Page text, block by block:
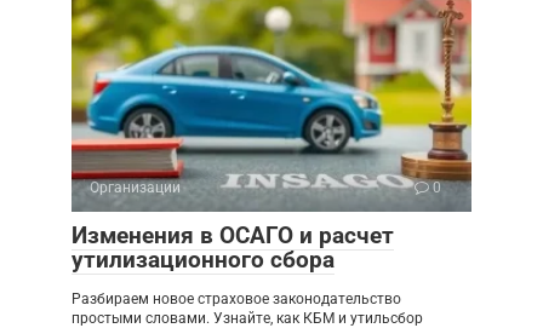
Организации 0
Изменения в ОСАГО и расчет
утилизационного сбора
Разбираем новое страховое законодательство
простыми словами. Узнайте, как КБМ и утильсбор